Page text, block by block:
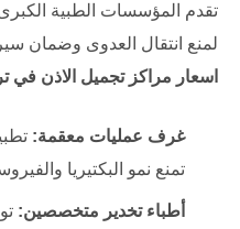
تقدم المؤسسات الطبية
لمنع انتقال العدوى وضمان
اسعار مراكز تجميل الاذن في
غرف عمليات معقمة:
تمنع نمو البكتيريا
أطباء تخدير متخصصين: